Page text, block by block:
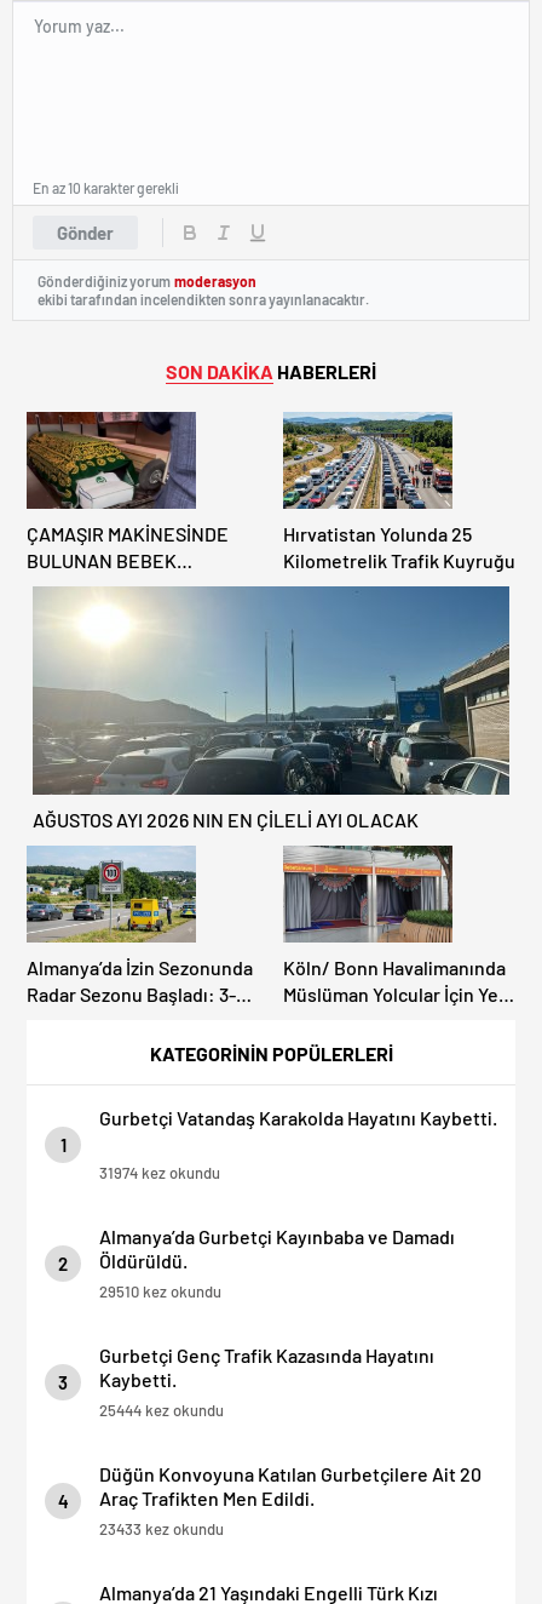
Gönder
En az 10 karakter gerekli
Gönderdiğiniz yorum moderasyon
ekibi tarafından incelendikten sonra yayınlanacaktır.
SON DAKİKA HABERLERİ
KATEGORİNİN POPÜLERLERİ
1
Gurbetçi Vatandaş Karakolda Hayatını Kaybetti.
31974 kez okundu
2
Almanya’da Gurbetçi Kayınbaba ve Damadı
Öldürüldü.
29510 kez okundu
3
Gurbetçi Genç Trafik Kazasında Hayatını
Kaybetti.
25444 kez okundu
4
Düğün Konvoyuna Katılan Gurbetçilere Ait 20
Araç Trafikten Men Edildi.
23433 kez okundu
Almanya’da 21 Yaşındaki Engelli Türk Kızı
ÇAMAŞIR MAKİNESİNDE
BULUNAN BEBEK
CENAZESİ ŞOK ETTİ
Hırvatistan Yolunda 25
Kilometrelik Trafik Kuyruğu
AĞUSTOS AYI 2026 NIN EN ÇİLELİ AYI OLACAK
Almanya’da İzin Sezonunda
Radar Sezonu Başladı: 3-9
Denetimi Yapılacak!
Köln/ Bonn Havalimanında
Müslüman Yolcular İçin Yeni